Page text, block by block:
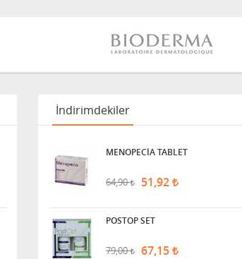
İndirimdekiler
MENOPECİA TABLET
64,90 51,92
POSTOP SET
79,00 67,15